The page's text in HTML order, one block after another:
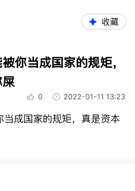
收藏
你当成国家的规矩，
0 2022-01-11 13:23
成国家的规矩，真是资本